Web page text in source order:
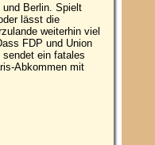
Berlin. Spielt
lässt die
weiterhin viel
FDP und Union
ein fatales
Abkommen mit